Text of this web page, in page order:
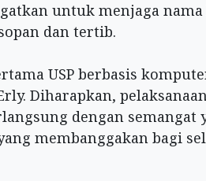
untuk menjaga
dan tertib.
USP berbasis
Diharapkan,
dengan semangat
membanggakan bagi